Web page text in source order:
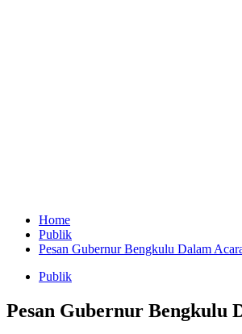
Home
Publik
Pesan Gubernur Bengkulu Dalam
Publik
Pesan Gubernur Bengkulu